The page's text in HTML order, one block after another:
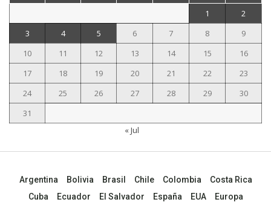
1
2
3
4 5 6 7 8
9
10
11 12 13 14 15
16
17
18 19 20 21 22
23
24
25 26 27 28 29
30
31
« Jul
Argentina Bolivia Brasil Chile Colombia
Costa Rica
Cuba
Ecuador El Salvador España EUA Europa